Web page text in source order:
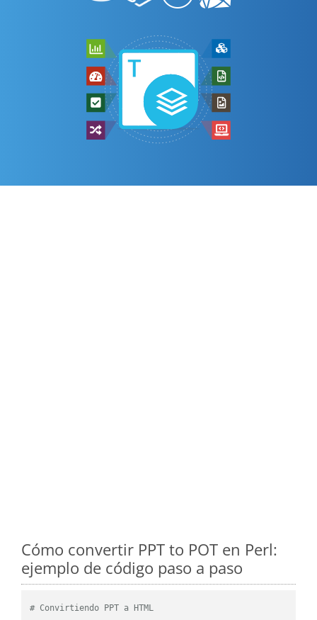
Cómo convertir PPT to POT en Perl:
ejemplo de código paso a paso
# Convirtiendo PPT a HTML